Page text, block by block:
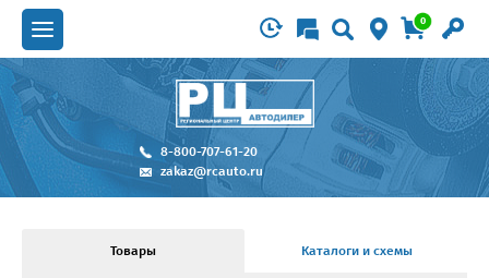
0
8-800-707-61-20
zakaz@rcauto.ru
Товары Каталоги и схемы